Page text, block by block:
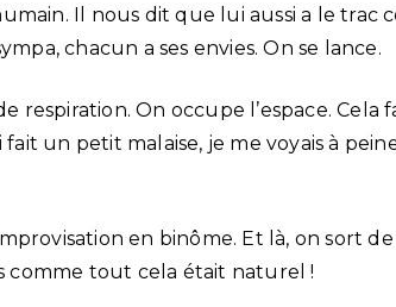
Il nous dit que lui aussi a le trac
chacun a ses envies. On se lance.
respiration. On occupe l’espace. Cela
un petit malaise, je me voyais à
en binôme. Et là, on sort
comme tout cela était naturel !